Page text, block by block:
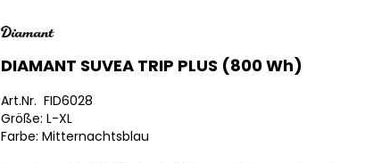
DIAMANT SUVEA TRIP PLUS (800 Wh)
Art.Nr. FID6028
Größe: L-XL
Farbe: Mitternachtsblau